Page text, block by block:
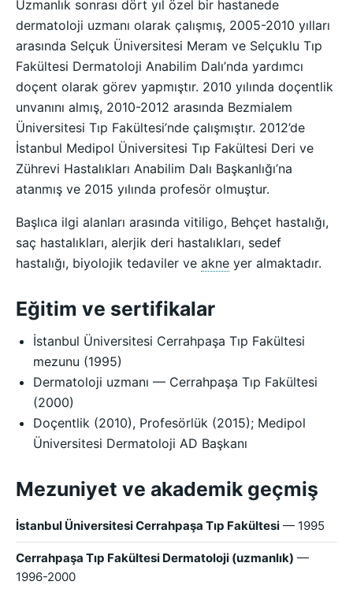
Uzmanlık sonrası dört yıl özel bir hastanede
dermatoloji uzmanı olarak çalışmış, 2005-2010 yılları
arasında Selçuk Üniversitesi Meram ve Selçuklu Tıp
Fakültesi Dermatoloji Anabilim Dalı’nda yardımcı
doçent olarak görev yapmıştır. 2010 yılında doçentlik
unvanını almış, 2010-2012 arasında Bezmialem
Üniversitesi Tıp Fakültesi’nde çalışmıştır. 2012’de
İstanbul Medipol Üniversitesi Tıp Fakültesi Deri ve
Zührevi Hastalıkları Anabilim Dalı Başkanlığı’na
atanmış ve 2015 yılında profesör olmuştur.
Başlıca ilgi alanları arasında vitiligo, Behçet hastalığı,
saç hastalıkları, alerjik deri hastalıkları, sedef
hastalığı, biyolojik tedaviler ve akne yer almaktadır.
Eğitim ve sertifikalar
İstanbul Üniversitesi Cerrahpaşa Tıp Fakültesi
mezunu (1995)
Dermatoloji uzmanı — Cerrahpaşa Tıp Fakültesi
(2000)
Doçentlik (2010), Profesörlük (2015); Medipol
Üniversitesi Dermatoloji AD Başkanı
Mezuniyet ve akademik geçmiş
İstanbul Üniversitesi Cerrahpaşa Tıp Fakültesi — 1995
Cerrahpaşa Tıp Fakültesi Dermatoloji (uzmanlık) —
1996-2000